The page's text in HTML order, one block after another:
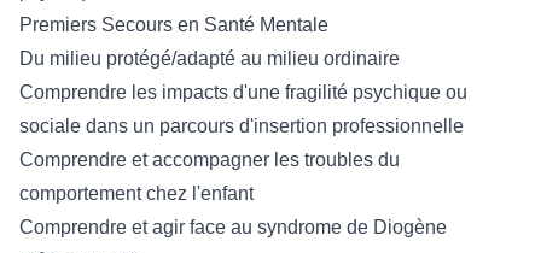
Premiers Secours en Santé Mentale
Du milieu protégé/adapté au milieu ordinaire
Comprendre les impacts d'une fragilité psychique ou
sociale dans un parcours d'insertion professionnelle
Comprendre et accompagner les troubles du
comportement chez l'enfant
Comprendre et agir face au syndrome de Diogène